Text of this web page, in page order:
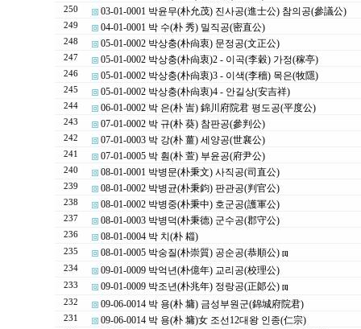
250 03-01-0001 박윤무(朴允茂) 진사공(進士公) 참의공(參議公)
249 04-01-0001 박 수(朴 秀) 밀직공(密直公)
248 05-01-0002 박상충(朴尙衷) 문정공(文正公)
247 05-01-0002 박상충(朴尙衷)2 - 이곡(李穀) 가정(稼亭)
246 05-01-0002 박상충(朴尙衷)3 - 이색(李穡) 목은(牧隱)
245 05-01-0002 박상충(朴尙衷)4 - 안길상(安吉祥)
244 06-01-0002 박 은(朴 訔) 錦川府院君 평도공(平度公)
243 07-01-0002 박 규(朴 葵) 참판공(參判公)
242 07-01-0003 박 강(朴 薑) 세양공(世襄公)
241 07-01-0005 박 훤(朴 萱) 부윤공(府尹公)
240 08-01-0001 박병문(朴秉文) 사직공(司直公)
239 08-01-0002 박병균(朴秉鈞) 판관공(判官公)
238 08-01-0002 박병중(朴秉中) 호군공(護軍公)
237 08-01-0003 박병덕(朴秉德) 군수공(郡守公)
236 08-01-0004 박 치(朴 䎩)
235 08-01-0005 박숭질(朴崇質) 공순공(恭順公) [1]
234 09-01-0009 박억년(朴億年) 교리공(校理公)
233 09-01-0009 박조년(朴兆年) 정랑공(正郞公) [1]
232 09-06-0014 박 용(朴 墉) 금성부원군(錦城府院君)
231 09-06-0014 박 용(朴 墉)女 조선12대왕 인종(仁宗)